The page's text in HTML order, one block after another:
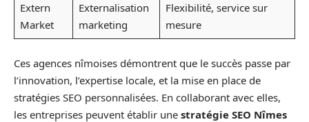
Extern
Market
Externalisation
marketing
Flexibilité, service sur
mesure
Ces agences nîmoises démontrent que le succès passe par
l’innovation, l’expertise locale, et la mise en place de
stratégies SEO personnalisées. En collaborant avec elles,
les entreprises peuvent établir une stratégie SEO Nîmes